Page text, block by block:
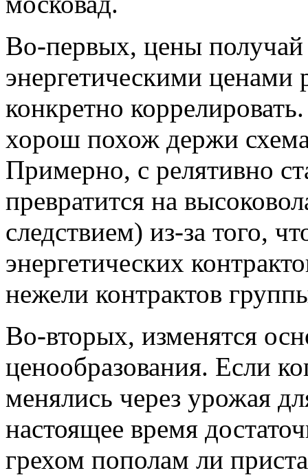
Во-первых, цены получай
энергетическими ценами
конкретно
хорош похож держи
Примерно, с релятивно
превратится на
следствием) из-за того,
энергетических
нежели контрактов
Во-вторых, изменятся
ценообразования. Если
менялись через урожая
настоящее время
грехом пополам ли